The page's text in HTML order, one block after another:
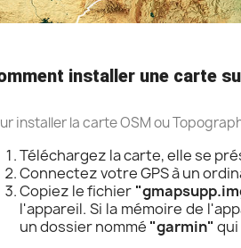
installer une carte
installer la carte OSM ou
Téléchargez la carte, elle se
Connectez votre GPS à un
Copiez le fichier
l'appareil. Si la mémoire de
un dossier nommé "garmin"